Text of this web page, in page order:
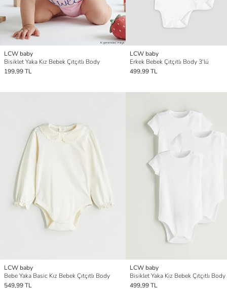
LCW baby
Bisiklet Yaka Kız Bebek Çıtçıtlı Body
199,99 TL
LCW baby
Erkek Bebek Çıtçıtlı Body 3'lü
499,99 TL
LCW baby
Bebe Yaka Basic Kız Bebek Çıtçıtlı Body
549,99 TL
LCW baby
Bisiklet Yaka Kız Bebek Çıtçıtlı
499,99 TL